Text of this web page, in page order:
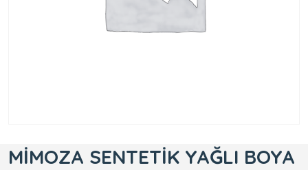
MİMOZA SENTETİK YAĞLI BOYA